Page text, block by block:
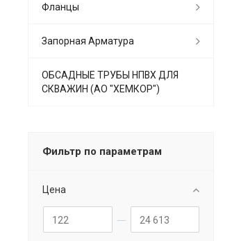
Фланцы
Запорная Арматура
ОБСАДНЫЕ ТРУБЫ НПВХ ДЛЯ
СКВАЖИН (АО "ХЕМКОР")
Фильтр по параметрам
Цена